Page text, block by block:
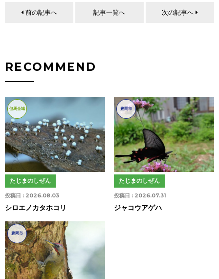
前の記事へ 記事一覧へ 次の記事へ
RECOMMEND
但馬全域
投稿日 : 2026.08.03
たじまのしぜん
シロエノカタホコリ
豊岡市
投稿日 : 2026.07.31
たじまのしぜん
ジャコウアゲハ
豊岡市